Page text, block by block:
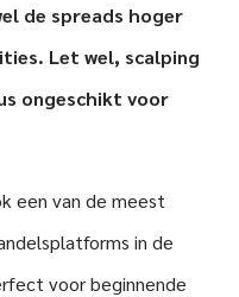
de spreads hoger
Let wel, scalping
ongeschikt voor
een van de meest
in de
voor beginnende